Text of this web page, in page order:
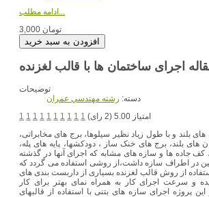
ادامه مطلب...
3,000 تومان
اجرای ساختمان ها با قالب لغزنده
توضیحات
دسته: رشته مهندسي عمران
1 1 1 1 1 1 1 1 1 1
امتیاز 5.00 (2 رای)
بلند و با طول زیاد نظیر سیلوها، برج های مخابراتی،
بلند، برج های خنک ساز ، دودکشها، پایه های پله،
کف جاده ها و سازه های مشابه که اجرای آنها در گذشته
در اطراف سازه داشت،‌از روشی استفاده می گردد که
از روش قالب لغزنده بسیاری از داربست بندی های
و سرعت اجرای کار به همراه نمای بهتر برای کار
پروژه اجرای سازه های بتنی با استفاده از قالبهای